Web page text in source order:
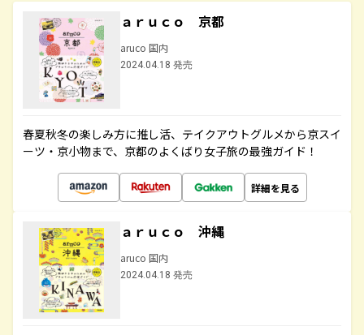
ａｒｕｃｏ 京都
aruco 国内
2024.04.18 発売
春夏秋冬の楽しみ方に推し活、テイクアウトグルメから京スイ
ーツ・京小物まで、京都のよくばり女子旅の最強ガイド！
詳細を見る
ａｒｕｃｏ 沖縄
aruco 国内
2024.04.18 発売